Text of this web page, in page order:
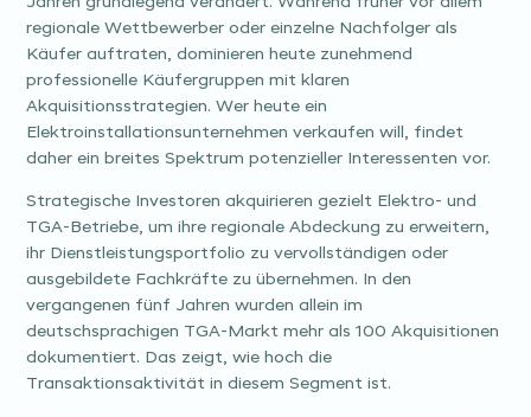
regionale Wettbewerber oder einzelne Nachfolger als
Käufer auftraten, dominieren heute zunehmend
professionelle Käufergruppen mit klaren
Akquisitionsstrategien. Wer heute ein
Elektroinstallationsunternehmen verkaufen will, findet
daher ein breites Spektrum potenzieller Interessenten vor.
Strategische Investoren akquirieren gezielt Elektro- und
TGA-Betriebe, um ihre regionale Abdeckung zu erweitern,
ihr Dienstleistungsportfolio zu vervollständigen oder
ausgebildete Fachkräfte zu übernehmen. In den
vergangenen fünf Jahren wurden allein im
deutschsprachigen TGA-Markt mehr als 100 Akquisitionen
dokumentiert. Das zeigt, wie hoch die
Transaktionsaktivität in diesem Segment ist.